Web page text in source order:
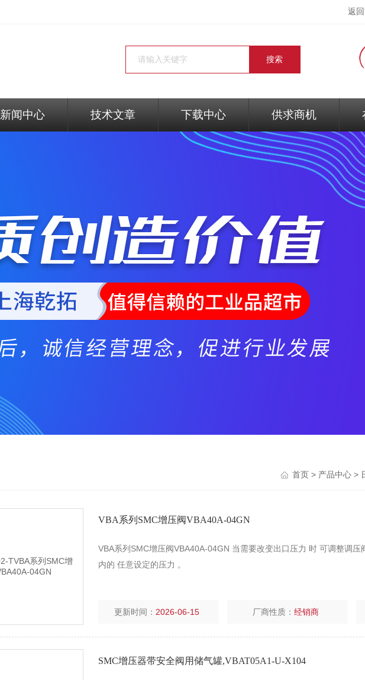
返
新闻中心 技术文章 下载中心 供求商机
首页 > 产品中心 >
VBA系列SMC增压阀VBA40A-04GN
VBA系列SMC增压阀VBA40A-04GN 当需要改变出口压力 时 可调整调压
内的 任意设定的压力 。
更新时间： 2026-06-15 厂商性质：经销商
SMC增压器带安全阀用储气罐,VBAT05A1-U-X104